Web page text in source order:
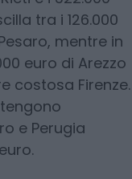
tra i 126.000
mentre in
euro di Arezzo
costosa Firenze.
e Perugia